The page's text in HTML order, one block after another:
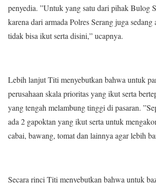
penyedia. ”Untuk yang satu dari pihak Bulog
karena dari armada Polres Serang juga sedang
tidak bisa ikut serta disini,” ucapnya.
Lebih lanjut Titi menyebutkan bahwa untuk
perusahaan skala prioritas yang ikut serta
yang tengah melambung tinggi di pasaran.
ada 2 gapoktan yang ikut serta untuk
cabai, bawang, tomat dan lainnya agar lebih
Secara rinci Titi menyebutkan bahwa untuk